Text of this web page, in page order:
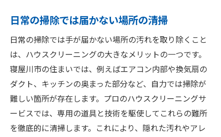
日常の掃除では届かない場所の清掃
日常の掃除では手が届かない場所の汚れを取り除くこと
は、ハウスクリーニングの大きなメリットの一つです。
寝屋川市の住まいでは、例えばエアコン内部や換気扇の
ダクト、キッチンの奥まった部分など、自力では掃除が
難しい箇所が存在します。プロのハウスクリーニングサ
ービスでは、専用の道具と技術を駆使してこれらの難所
を徹底的に清掃します。これにより、隠れた汚れやアレ